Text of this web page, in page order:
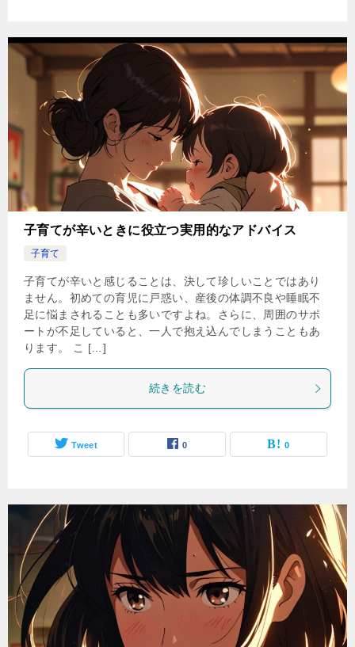
子育てが辛いときに役立つ実用的なアドバイス
子育て
子育てが辛いと感じることは、決して珍しいことではあり
ません。初めての育児に戸惑い、産後の体調不良や睡眠不
足に悩まされることも多いですよね。さらに、周囲のサポ
ートが不足していると、一人で抱え込んでしまうこともあ
ります。 こ […]
続きを読む
Tweet 0 0